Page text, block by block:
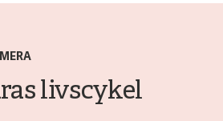
livscykel